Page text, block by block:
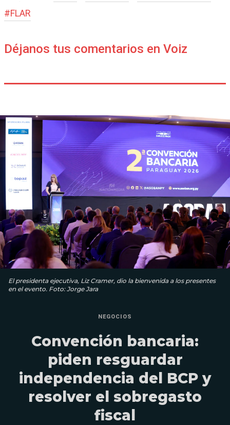
#FLAR
Déjanos tus comentarios en Voiz
El presidenta ejecutiva, Liz Cramer, dio la bienvenida a los presentes
en el evento. Foto: Jorge Jara
NEGOCIOS
Convención bancaria:
piden resguardar
independencia del BCP y
resolver el sobregasto
fiscal